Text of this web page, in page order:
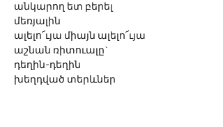
անկարող ետ բերել
մեռյալին
ալելո՜ւյա միայն ալելո՜ւյա
աշնան ռիտուալը`
դեղին-դեղին
խեղդված տերևներ